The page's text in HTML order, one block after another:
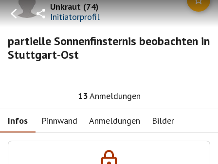
Unkraut(74)
Initiatorprofil
partielle Sonnenfinsternis beobachten in
Stuttgart-Ost
13Anmeldungen
Infos Pinnwand Anmeldungen Bilder